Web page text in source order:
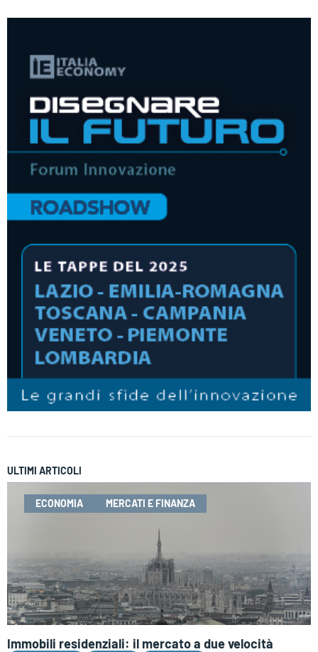
ULTIMI ARTICOLI
ECONOMIA MERCATI E FINANZA
Immobili residenziali: il mercato a due velocità